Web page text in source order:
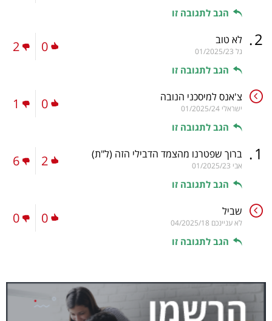
הגב לתגובה זו
2
. לא טוב
גל 01/2025/23
הגב לתגובה זו
0
2
צ'אנס למיסכני הנובה
ישראלי 01/2025/24
הגב לתגובה זו
0
1
1
. ברוך שפטרנו מהצמד הדבילי הזה (ל"ת)
אבי 01/2025/23
הגב לתגובה זו
2
6
שביל
לא עניינכם 04/2025/18
הגב לתגובה זו
0
0